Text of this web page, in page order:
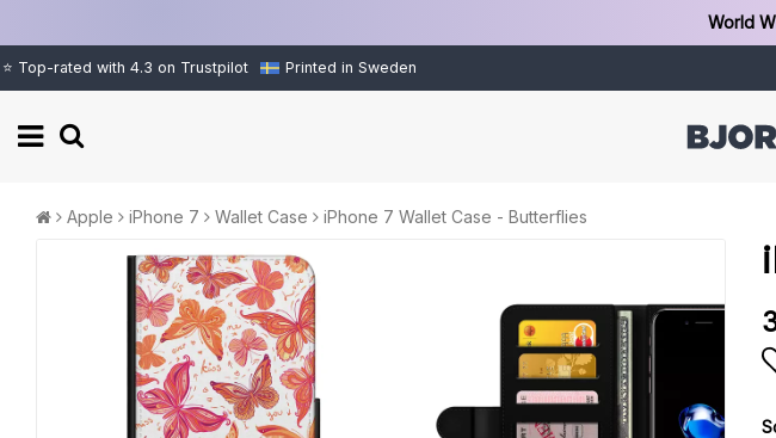
World
⭐ Top-rated with 4.3 on Trustpilot Printed in Sweden
Apple iPhone 7 Wallet Case iPhone 7 Wallet Case - Butterflies